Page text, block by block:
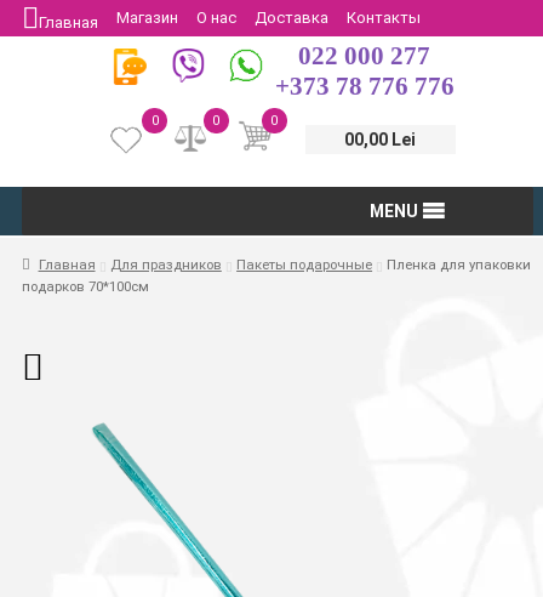
Главная Магазин О нас Доставка
Контакты
Защита потребителей
Возврат
022 000 277
+373 78 776 776
0
00,00 Lei
0
0
MENU
Главная Для праздников Пакеты подарочные
Пленка для упаковки
подарков 70*100см